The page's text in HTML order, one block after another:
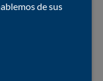
de sus